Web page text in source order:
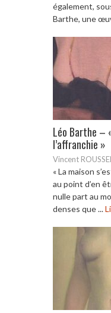
également,
Barthe, une
Léo Barthe –
l’affranchie »
Vincent ROUSSEL
« La maison
au point d’en
nulle part au
denses que ...